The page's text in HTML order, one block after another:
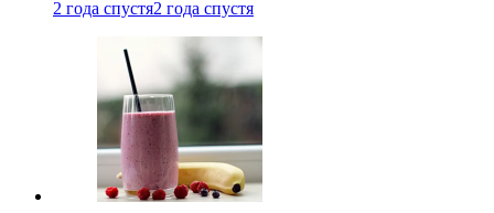
2 года спустя2 года спустя